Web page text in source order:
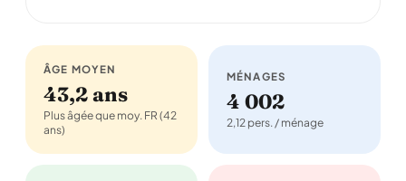
ÂGE MOYEN
43,2 ans
Plus âgée que moy. FR (42
ans)
MÉNAGES
4 002
2,12 pers. / ménage